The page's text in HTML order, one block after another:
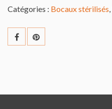
Mijoté
veau
comme
Catégories : Bocaux stérilisés,